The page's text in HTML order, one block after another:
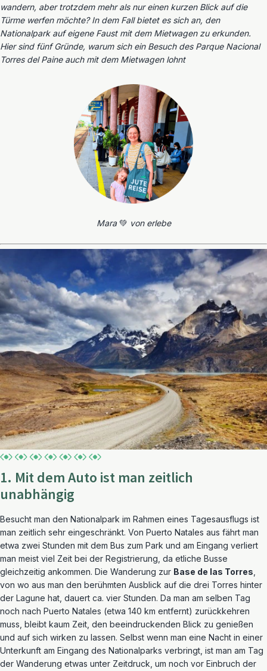
wandern, aber trotzdem mehr als nur einen kurzen Blick auf die
Türme werfen möchte? In dem Fall bietet es sich an, den
Nationalpark auf eigene Faust mit dem Mietwagen zu erkunden.
Hier sind fünf Gründe, warum sich ein Besuch des Parque Nacional
Torres del Paine auch mit dem Mietwagen lohnt
Mara💚 von erlebe
1. Mit dem Auto ist man zeitlich
unabhängig
Besucht man den Nationalpark im Rahmen eines Tagesausflugs ist
man zeitlich sehr eingeschränkt. Von Puerto Natales aus fährt man
etwa zwei Stunden mit dem Bus zum Park und am Eingang verliert
man meist viel Zeit bei der Registrierung, da etliche Busse
gleichzeitig ankommen. Die Wanderung zur Base de las Torres
von wo aus man den berühmten Ausblick auf die drei Torres hinter
der Lagune hat, dauert ca. vier Stunden. Da man am selben Tag
noch nach Puerto Natales (etwa 140 km entfernt) zurückkehren
muss, bleibt kaum Zeit, den beeindruckenden Blick zu genießen
und auf sich wirken zu lassen. Selbst wenn man eine Nacht in einer
Unterkunft am Eingang des Nationalparks verbringt, ist man am Tag
der Wanderung etwas unter Zeitdruck, um noch vor Einbruch der